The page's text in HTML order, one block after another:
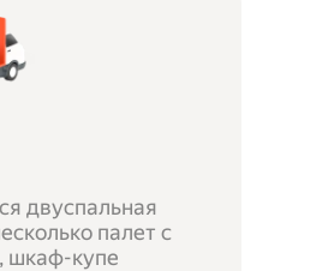
двуспальная
палет с
шкаф-купе